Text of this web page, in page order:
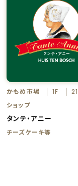
かもめ市場 1F
21
ショップ
タンテ・アニー
チーズケーキ等